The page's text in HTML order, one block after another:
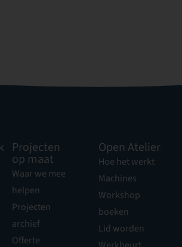
Projecten
op maat
Waar we mee
helpen
Projecten
archief
Offerte
Open Atelier
Hoe het werkt
Machines
Workshop
boeken
Lid worden